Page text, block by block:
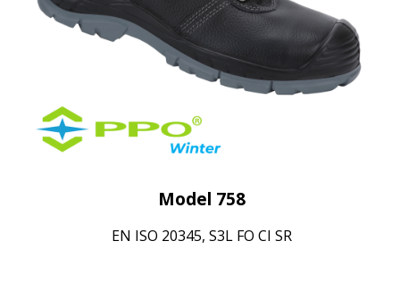
Model 758
EN ISO 20345, S3L FO CI SR